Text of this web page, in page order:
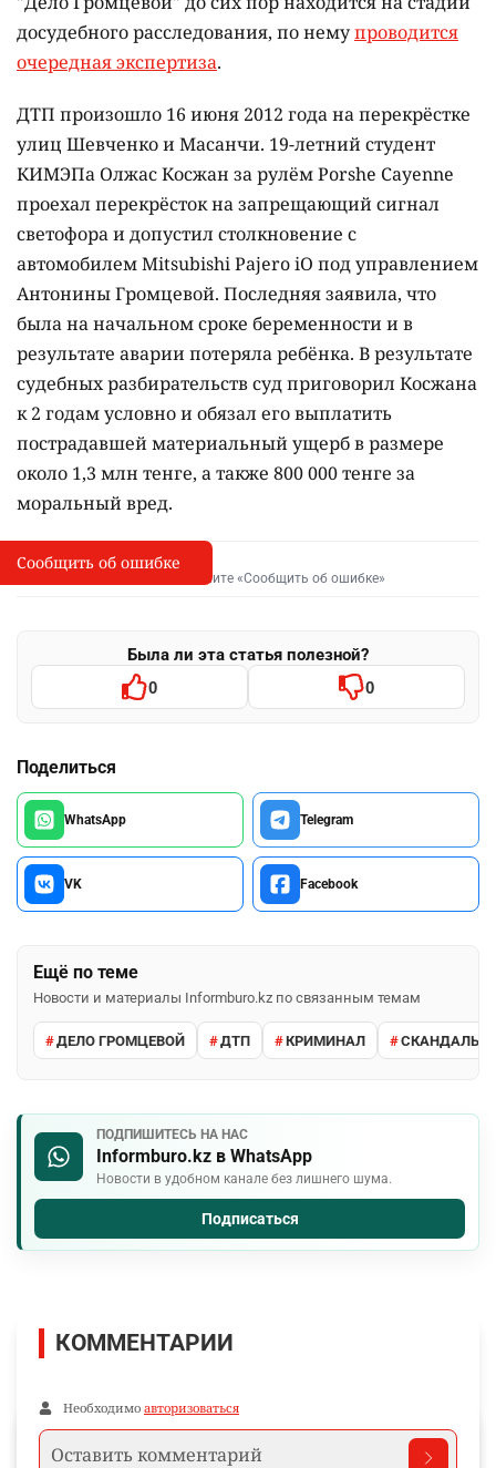
досудебного расследования, по немупроводится
очередная экспертиза.
ДТП произошло 16 июня 2012 года на перекрёстке
улиц Шевченко и Масанчи. 19-летний студент
КИМЭПа Олжас Косжан за рулём Porshe Cayenne
проехал перекрёсток на запрещающий сигнал
светофора и допустил столкновение с
автомобилем Mitsubishi Pajero iO под управлением
Антонины Громцевой. Последняя заявила, что
была на начальном сроке беременности и в
результате аварии потеряла ребёнка. В результате
судебных разбирательств суд приговорил Косжана
к 2 годам условно и обязал его выплатить
пострадавшей материальный ущерб в размере
около 1,3 млн тенге, а также 800 000 тенге за
моральный вред.
I
Сообщить об опечатке
Выделите фрагмент и нажмите «Сообщить об ошибке»
Была ли эта статья полезной?
0 0
Поделиться
WhatsApp Telegram
VK Facebook
Ещё по теме
Новости и материалы Informburo.kz по связанным темам
ДЕЛО ГРОМЦЕВОЙ ДТП КРИМИНАЛ СКАНДАЛЫ
ПОДПИШИТЕСЬ НА НАС
Informburo.kz в WhatsApp
Новости в удобном канале без лишнего шума.
Подписаться
Сообщить об ошибке
КОММЕНТАРИИ
Необходимо авторизоваться